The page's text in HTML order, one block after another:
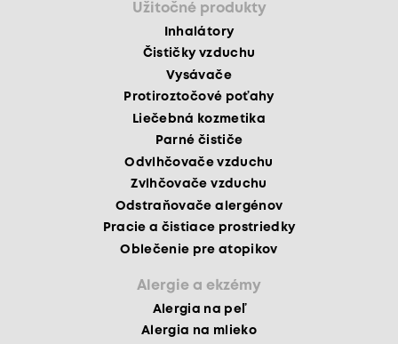
Užitočné produkty
Inhalátory
Čističky vzduchu
Vysávače
Protiroztočové poťahy
Liečebná kozmetika
Parné čističe
Odvlhčovače vzduchu
Zvlhčovače vzduchu
Odstraňovače alergénov
Pracie a čistiace prostriedky
Oblečenie pre atopikov
Alergie a ekzémy
Alergia na peľ
Alergia na mlieko